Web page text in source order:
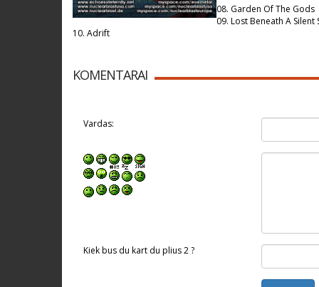
08. Garden Of The Gods
09. Lost Beneath A Silent
10. Adrift
KOMENTARAI
Vardas:
Kiek bus du kart du plius 2 ?